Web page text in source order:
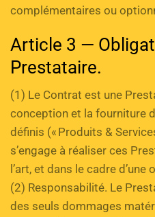
complémentaires ou
Article 3 —
Prestataire.
(1) Le Contrat est une
conception et la fourniture
définis (« Produits &
s’engage à réaliser ces
l’art, et dans le cadre
(2) Responsabilité. Le
des seuls dommages